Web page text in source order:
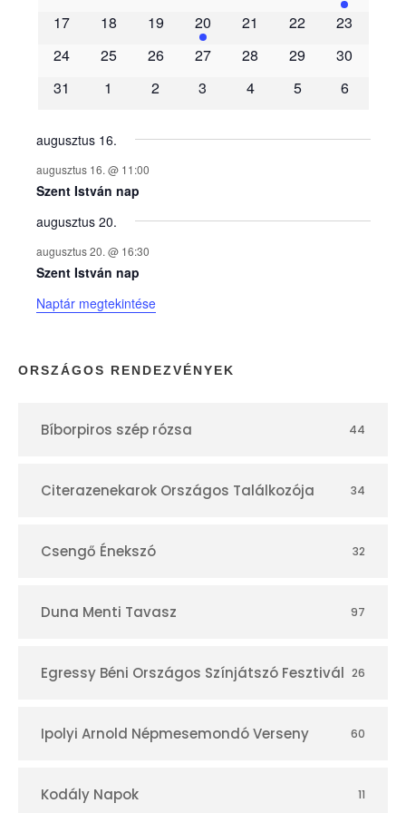
m
é
n
y
e
k
n
a
p
r
17
18 19 20 21 22
23
24
25 26 27 28 29
30
31
1 2 3 4 5 6
augusztus 16.
augusztus 16. @ 11:00
Szent István nap
augusztus 20.
augusztus 20. @ 16:30
Szent István nap
Naptár megtekintése
ORSZÁGOS RENDEZVÉNYEK
Bíborpiros szép rózsa 44
Citerazenekarok Országos Találkozója 34
Csengő Énekszó 32
Duna Menti Tavasz 97
Egressy Béni Országos Színjátszó Fesztivál 26
Ipolyi Arnold Népmesemondó Verseny 60
Kodály Napok 11